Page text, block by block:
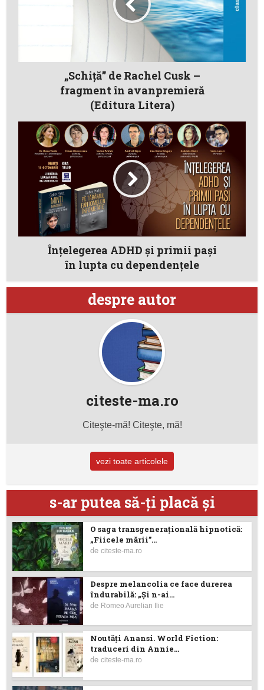
„Schiţă” de Rachel Cusk –
fragment în avanpremieră
(Editura Litera)
Înțelegerea ADHD și primii pași
în lupta cu dependențele
despre autor
citeste-ma.ro
Citeşte-mă! Citeşte, mă!
vezi toate articolele
s-ar putea să-ţi placă şi
O saga transgenerațională hipnotică:
„Fiicele mării”...
deciteste-ma.ro
Despre melancolia ce face durerea
îndurabilă: „Și n-ai...
de Romeo Aurelian Ilie
Noutăţi Anansi. World Fiction:
traduceri din Annie...
deciteste-ma.ro